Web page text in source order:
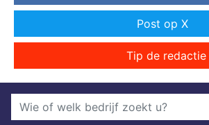
Post op X
Tip de redactie